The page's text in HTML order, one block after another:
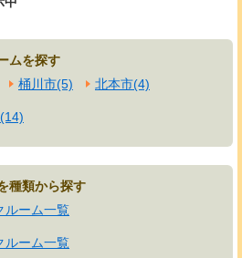
ムを探す
桶川市(5) 北本市(4)
種類から探す
ルーム一覧
ルーム一覧